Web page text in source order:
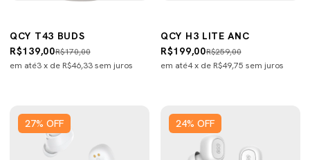
QCY T43 BUDS
R$170,00
R$139,00
em até3x de R$46,33sem juros
QCY H3 LITE ANC
R$259,00
R$199,00
em até4x de R$49,75 sem juros
27% OFF 24% OFF